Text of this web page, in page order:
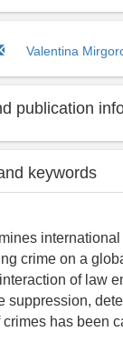
Valentina
publication
keywords
crime on a
of law
suppression,
has been